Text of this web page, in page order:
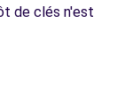
de clés n'est